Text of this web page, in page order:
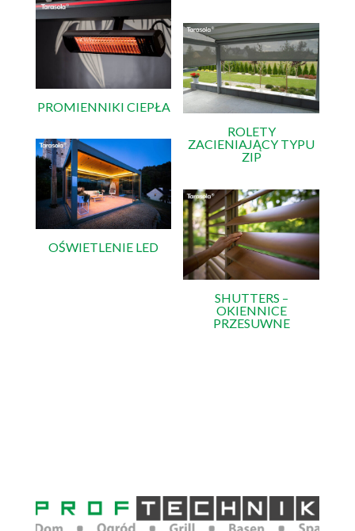
PROMIENNIKI CIEPŁA
OŚWIETLENIE LED
ROLETY
ZACIENIAJĄCY TYPU
ZIP
SHUTTERS –
OKIENNICE
PRZESUWNE